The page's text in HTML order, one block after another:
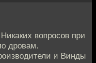
вопросов при
дровам.
и Винды